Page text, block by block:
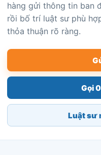
hàng gửi thông tin ban
rồi bố trí luật sư phù
thỏa thuận rõ ràng.
Gọi
Luật sư